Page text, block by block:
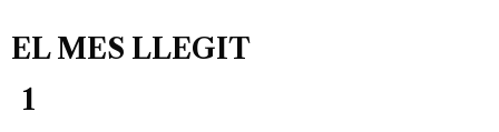
EL MES LLEGIT
1